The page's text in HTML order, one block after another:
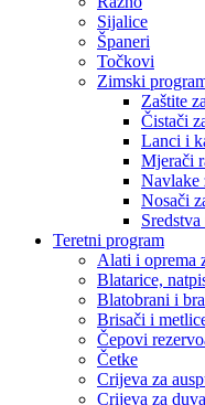
Sijalice
Španeri
Točkovi
Zimski
Zaštite
Čistači
Lanci i
Mjerači
Navlake
Nosači
Teretni program
Alati i oprema
Blatarice,
Blatobrani i
Brisači i
Čepovi
Četke
Crijeva za
Crijeva za